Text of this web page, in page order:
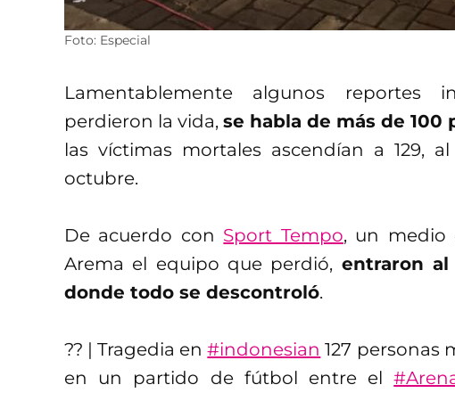
Foto: Especial
Lamentablemente algunos reportes
perdieron la vida, se habla de más de 100
las víctimas mortales ascendían a 129,
octubre.
De acuerdo con Sport Tempo, un medio
Arema el equipo que perdió, entraron
donde todo se descontroló.
?? | Tragedia en#indonesian 127 personas
en un partido de fútbol entre el